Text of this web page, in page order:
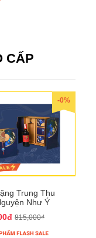
CẤP
-0%
Trung Thu
Như Ý
815,000₫